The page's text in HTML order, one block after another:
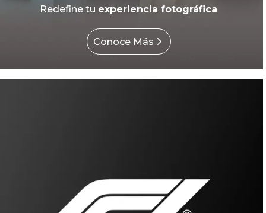
Redefine tu experiencia fotográfica
Conoce Más